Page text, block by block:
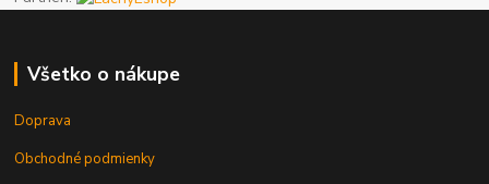
Všetko o nákupe
Doprava
Obchodné podmienky